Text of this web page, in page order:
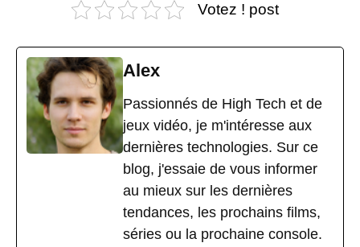
Votez ! post
Alex
Passionnés de High Tech et de
jeux vidéo, je m'intéresse aux
dernières technologies. Sur ce
blog, j'essaie de vous informer
au mieux sur les dernières
tendances, les prochains films,
séries ou la prochaine console.